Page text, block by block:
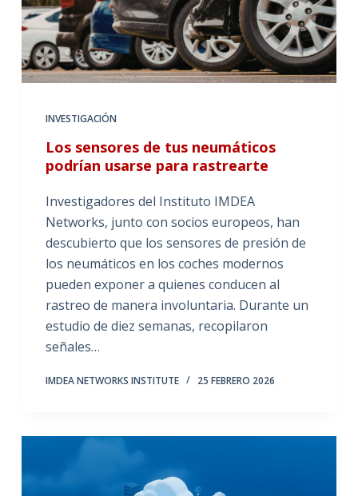
INVESTIGACIÓN
Los sensores de tus neumáticos
podrían usarse para rastrearte
Investigadores del Instituto IMDEA
Networks, junto con socios europeos, han
descubierto que los sensores de presión de
los neumáticos en los coches modernos
pueden exponer a quienes conducen al
rastreo de manera involuntaria. Durante un
estudio de diez semanas, recopilaron
señales…
IMDEA NETWORKS INSTITUTE 25 FEBRERO 2026